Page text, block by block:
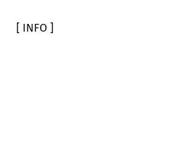
[ INFO ]